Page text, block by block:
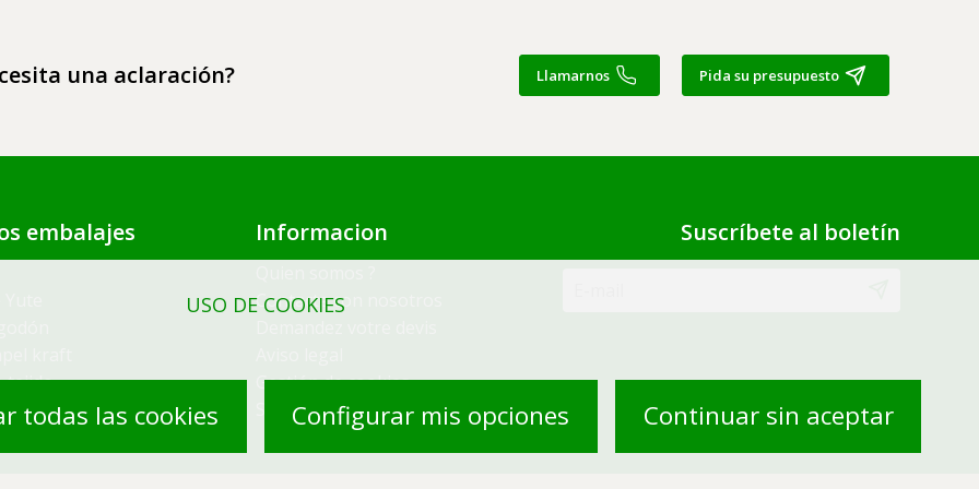
una aclaración? Llamarnos Pida su presupuesto
embalajes
tejido
Informacion
Contacte con nosotros
Gestión de cookies
Site by Kyxar
Suscríbete al boletín
USO DE COOKIES
todas las cookies Configurar mis opciones Continuar sin aceptar